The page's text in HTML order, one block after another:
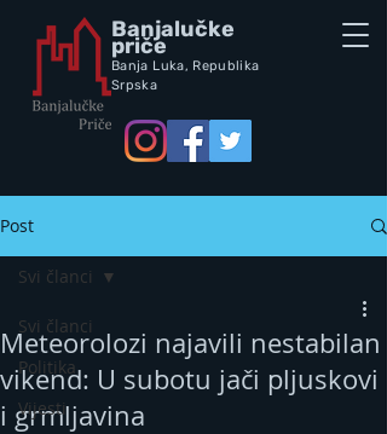
Banjalučke
priče
Banja Luka, Republika
Srpska
Post
Svi članci
Politika
Vijesti
Svi članci
Meteorolozi najavili nestabilan
vikend: U subotu jači pljuskovi
i grmljavina